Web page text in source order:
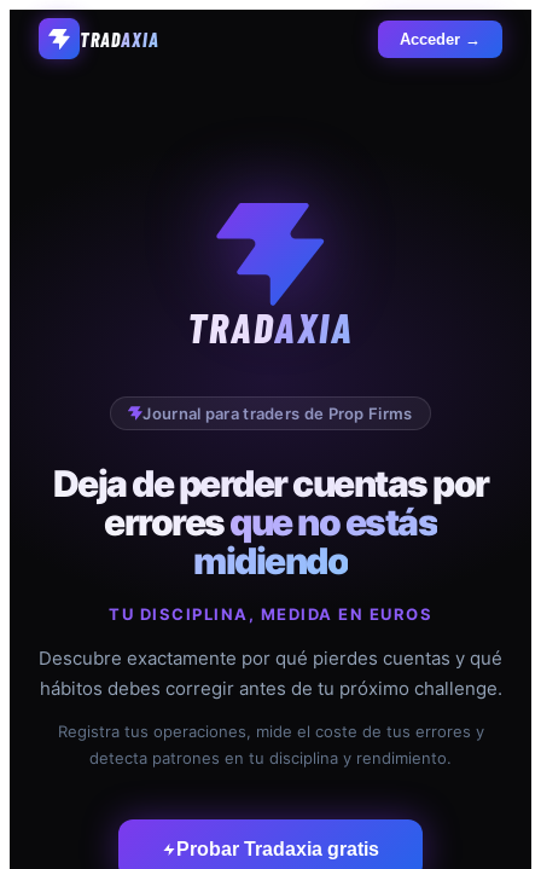
TRADAXIA Acceder →
TRADAXIA
Journal para traders de Prop Firms
Deja de perder cuentas por
erroresque no estás
midiendo
TU DISCIPLINA, MEDIDA EN EUROS
Descubre exactamente por qué pierdes cuentas y qué
hábitos debes corregir antes de tu próximo challenge.
Registra tus operaciones, mide el coste de tus errores y
detecta patrones en tu disciplina y rendimiento.
Probar Tradaxia gratis